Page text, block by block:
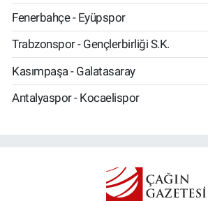
Fenerbahçe - Eyüpspor
Trabzonspor - Gençlerbirliği S.K.
Kasımpaşa - Galatasaray
Antalyaspor - Kocaelispor